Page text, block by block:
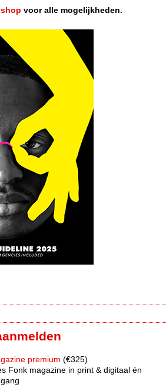
voor alle mogelijkheden.
premium (€325)
Fonk magazine in print & digitaal én